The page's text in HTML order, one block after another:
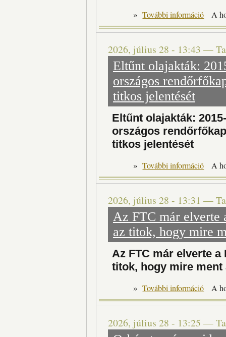
» További információ A
2026, július 28 - 13:43 —
Eltűnt olajakták:
országos
titkos jelentését
Eltűnt olajakták:
országos
titkos jelentését
» További információ Eltűnt
A
2026, július 28 - 13:31 —
Az FTC már elverte
az titok, hogy mire
Az FTC már elverte
titok, hogy mire ment
» További információ Az
A
2026, július 28 - 13:25 —